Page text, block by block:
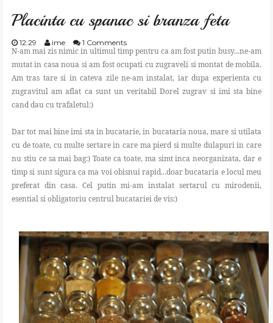
Placinta cu spanac si branza feta
12:29 ime 1 Comments
N-am mai zis nimic in ultimul timp pentru ca am fost putin busy...ne-am
mutat in casa noua si am fost ocupati cu zugraveli si montat de mobila.
Am tras tare si in cateva zile ne-am instalat, iar dupa experienta cu
zugravitul am aflat ca sunt un veritabil Dorel zugrav si imi sta bine
cand dau cu trafaletul:)
Dar tot mai bine imi sta in bucatarie, in bucataria noua, mare si utilata
cu de toate, cu multe sertare in care ma pierd si multe dulapuri in care
nu stiu ce sa mai bag:) Toate ca toate, ma simt inca neorganizata, dar e
timp si sunt sigura ca ma voi obisnui rapid...doar bucataria e locul meu
preferat din casa. Cel putin mi-am instalat sertarul cu mirodenii,
esential si obligatoriu centrul bucatariei de vis:)